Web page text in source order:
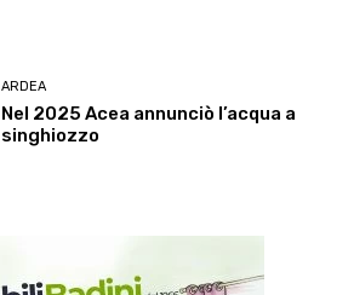
ARDEA
Nel 2025 Acea annunciò l’acqua a
singhiozzo